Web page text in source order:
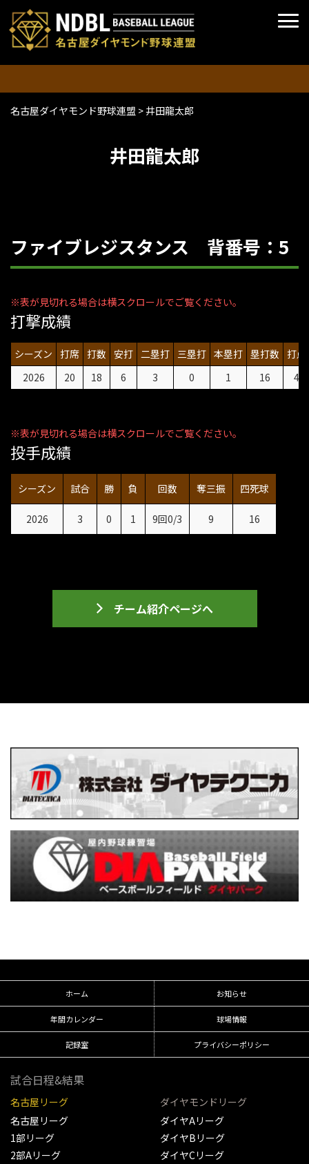
名古屋ダイヤモンド野球連盟 >井田龍太郎
井田龍太郎
ファイブレジスタンス 背番号：5
打撃成績
シーズン 打席 打数 安打 二塁打 三塁打 本塁打 塁打数 打点
2026
20 18 6 3 0 1 16 4
投手成績
シーズン 試合 勝 負 回数 奪三振 四死球
2026 3 0 1 9回0/3 9 16
チーム紹介ページへ
ホーム お知らせ
年間カレンダー 球場情報
記録室 プライバシーポリシー
試合日程&結果
名古屋リーグ
名古屋リーグ
1部リーグ
2部Aリーグ
ダイヤモンドリーグ
ダイヤAリーグ
ダイヤBリーグ
ダイヤCリーグ